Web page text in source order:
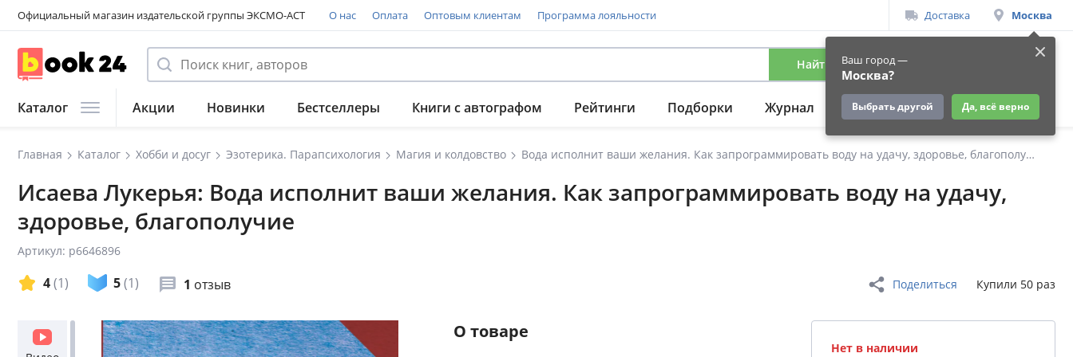
Официальный магазин издательской группы ЭКСМО-АСТ О нас Оплата Оптовым клиентам Программа лояльности Доставка Москва
Ваш город —
Москва?
Выбрать другой Да, всё верно
Найти Вход
Каталог Акции Новинки Бестселлеры Книги с автографом Рейтинги Подборки Журнал Подарки Ещё
Главная Каталог Хобби и досуг Эзотерика. Парапсихология Магия и колдовство Вода исполнит ваши желания. Как запрограммировать воду на удачу, здоровье, благополучие
Исаева Лукерья: Вода исполнит ваши желания. Как запрограммировать воду на удачу,
здоровье, благополучие
Артикул: p6646896
4(1) 5(1) 1 отзыв Поделиться Купили 50 раз
О товаре
Нет в наличии